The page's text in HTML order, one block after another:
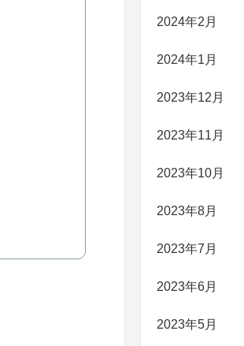
2024年2月
2024年1月
2023年12月
2023年11月
2023年10月
2023年8月
2023年7月
2023年6月
2023年5月